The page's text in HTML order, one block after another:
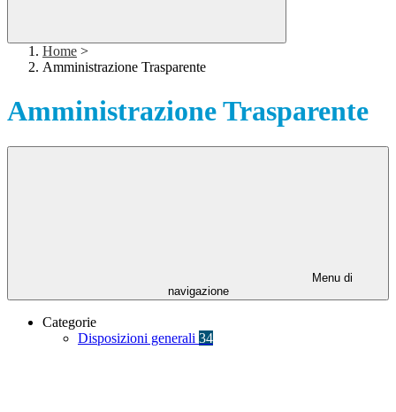
Home >
Amministrazione Trasparente
Amministrazione Trasparente
Menu di
navigazione
Categorie
Disposizioni generali 34